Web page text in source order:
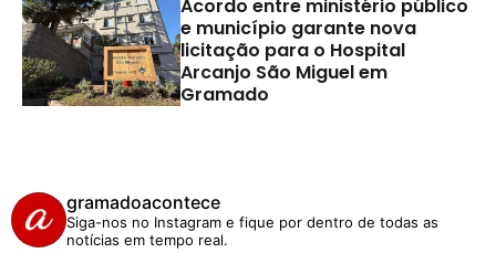
Acordo entre ministério público
e município garante nova
licitação para o Hospital
Arcanjo São Miguel em
Gramado
gramadoacontece
Siga-nos no Instagram e fique por dentro de todas as
notícias em tempo real.